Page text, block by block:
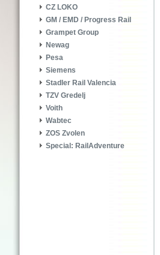
CZ LOKO
GM / EMD / Progress Rail
Grampet Group
Newag
Pesa
Siemens
Stadler Rail Valencia
TZV Gredelj
Voith
Wabtec
ZOS Zvolen
Special: RailAdventure